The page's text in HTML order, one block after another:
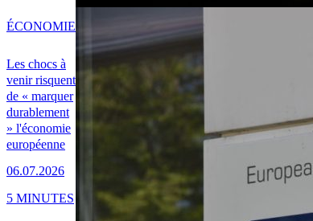
Les chocs à
venir risquent
de « marquer
durablement
» l'économie
européenne
06.07.2026
ÉCONOMIE
5 MINUTES